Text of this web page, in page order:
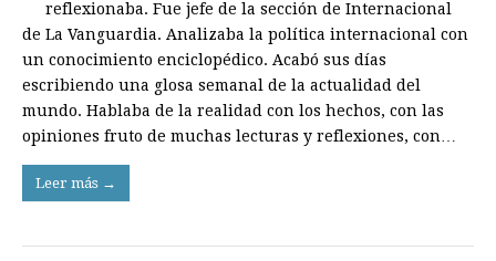
reflexionaba. Fue jefe de la sección de Internacional
de La Vanguardia. Analizaba la política internacional con
un conocimiento enciclopédico. Acabó sus días
escribiendo una glosa semanal de la actualidad del
mundo. Hablaba de la realidad con los hechos, con las
opiniones fruto de muchas lecturas y reflexiones, con…
Leer más →